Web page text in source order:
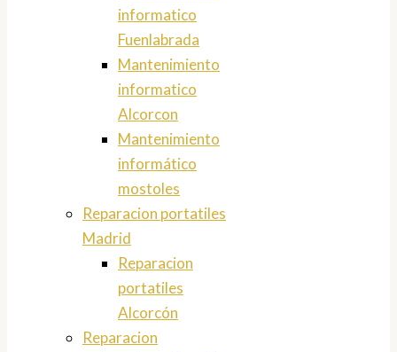
informatico
Fuenlabrada
Mantenimiento
informatico
Alcorcon
Mantenimiento
informático
mostoles
Reparacion portatiles
Madrid
Reparacion
portatiles
Alcorcón
Reparacion